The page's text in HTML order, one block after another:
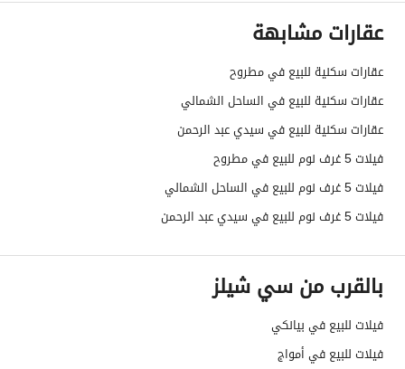
عقارات مشابهة
عقارات سكنية للبيع في مطروح
عقارات سكنية للبيع في الساحل الشمالي
عقارات سكنية للبيع في سيدي عبد الرحمن
فيلات 5 غرف نوم للبيع في مطروح
فيلات 5 غرف نوم للبيع في الساحل الشمالي
فيلات 5 غرف نوم للبيع في سيدي عبد الرحمن
بالقرب من سي شيلز
فيلات للبيع في بيانكي
فيلات للبيع في أمواج